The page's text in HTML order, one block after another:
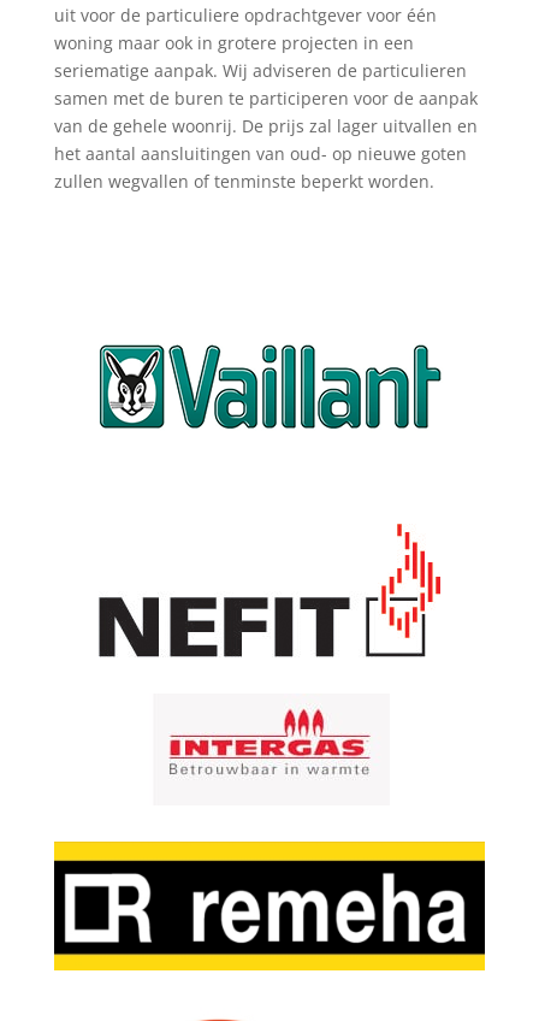
uit voor de particuliere opdrachtgever voor één
woning maar ook in grotere projecten in een
seriematige aanpak. Wij adviseren de particulieren
samen met de buren te participeren voor de aanpak
van de gehele woonrij. De prijs zal lager uitvallen en
het aantal aansluitingen van oud- op nieuwe goten
zullen wegvallen of tenminste beperkt worden.